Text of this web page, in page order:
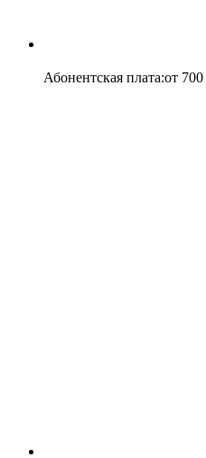
Абонентская плата:от 700